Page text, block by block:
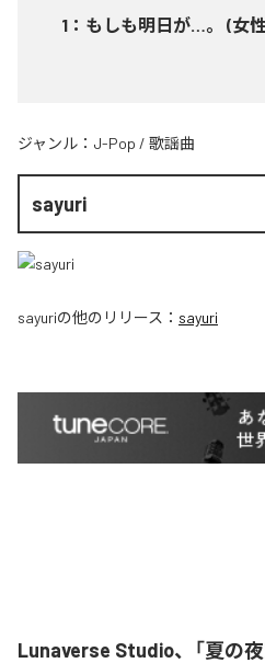
1 ： もしも明日が…。 (女
ジャンル： J-Pop / 歌謡曲
sayuri
sayuriの他のリリース： sayuri
Lunaverse Studio、「夏の